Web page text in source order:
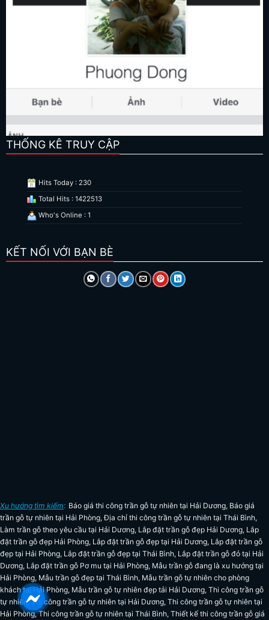
THỐNG KÊ TRUY CẬP
Hits Today : 230
Total Hits : 1422513
Who's Online : 1
KẾT NỐI VỚI BẠN BÈ
Xu hướng tìm kiếm: Báo giá thi công trần gỗ tự nhiên tại Hải Dương, Báo giá
trần gỗ tự nhiên tại Hải Phòng,Địa chỉ thi công trần gỗ tự nhiên tại Thái Bình,
Làm trần gỗ theo yêu cầu tại Hải Dương, Lắp đặt trần gỗ đẹp Hải Dương, Lắp
đặt trần gỗ đẹp Hải Phòng, Lắp đặt trần gỗ đẹp tại Hải Dương, Lắp đặt trần gỗ
đẹp tại Hải Phòng, Lắp đặt trần gỗ đẹp tại Thái Bình, Lắp đặt trần gỗ đỏ tại Hải
Dương, Lắp đặt trần gỗ Pơ mu tại Hải Phòng, Mẫu trần gỗ đang là xu hướng tại
Hải Phòng, Mẫu trần gỗ đẹp tại Thái Bình, Mẫu trần gỗ tự nhiên cho phòng
khách tại Hải Phòng, Mẫu trần gỗ tự nhiên đẹp tải Hải Dương, Thi công trần gỗ
tự nhiên,Thi công trần gỗ tự nhiên tại Hải Dương, Thi công trần gỗ tự nhiên tại
Hải Phòng,Thi công trần gỗ tự nhiên tại Thái Bình, Thiết kế thi công trần gỗ giá